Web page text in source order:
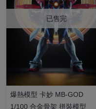
已售完
爆熱模型 卡妙 MB-GOD
1/100 合金骨架 拼裝模型